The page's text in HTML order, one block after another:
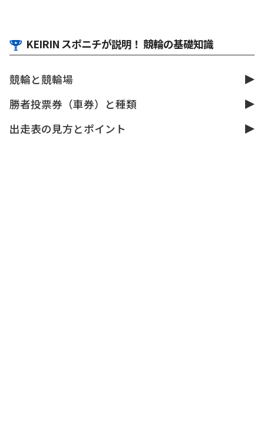
KEIRIN スポニチが説明！ 競輪の基礎知識
競輪と競輪場
勝者投票券（車券）と種類
出走表の見方とポイント